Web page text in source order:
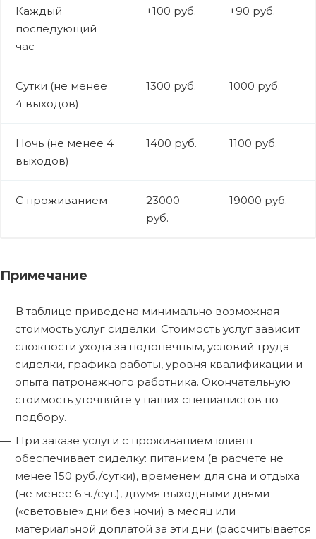
Каждый
последующий
час
+100 руб. +90 руб.
Сутки (не менее
4 выходов)
1300 руб. 1000 руб.
Ночь (не менее 4
выходов)
1400 руб. 1100 руб.
С проживанием
23000
руб.
19000 руб.
Примечание
В таблице приведена минимально возможная
стоимость услуг сиделки. Стоимость услуг зависит
сложности ухода за подопечным, условий труда
сиделки, графика работы, уровня квалификации и
опыта патронажного работника. Окончательную
стоимость уточняйте у наших специалистов по
подбору.
При заказе услуги с проживанием клиент
обеспечивает сиделку: питанием (в расчете не
менее 150 руб./сутки), временем для сна и отдыха
(не менее 6 ч./сут.), двумя выходными днями
(«световые» дни без ночи) в месяц или
материальной доплатой за эти дни (рассчитывается